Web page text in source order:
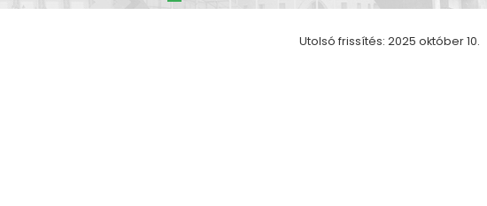
Utolsó frissítés: 2025 október 10.